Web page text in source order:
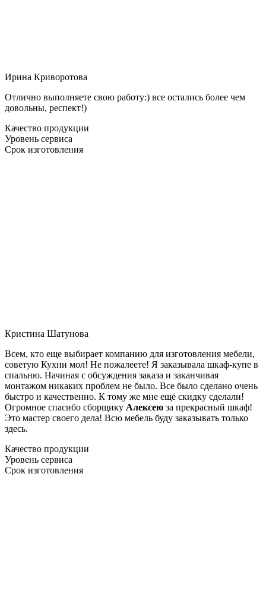
Ирина Криворотова
Отлично выполняете свою работу:) все остались более чем
довольны, респект!)
Качество продукции
Уровень сервиса
Срок изготовления
Кристина Шатунова
Всем, кто еще выбирает компанию для изготовления мебели,
советую Кухни мол! Не пожалеете! Я заказывала шкаф-купе в
спальню. Начиная с обсуждения заказа и заканчивая
монтажом никаких проблем не было. Все было сделано очень
быстро и качественно. К тому же мне ещё скидку сделали!
Огромное спасибо сборщику Алексею за прекрасный шкаф!
Это мастер своего дела! Всю мебель буду заказывать только
здесь.
Качество продукции
Уровень сервиса
Срок изготовления